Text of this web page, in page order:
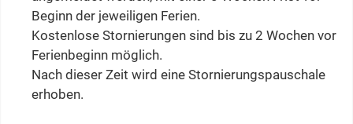
Beginn der jeweiligen Ferien.
Kostenlose Stornierungen sind bis zu 2 Wochen vor
Ferienbeginn möglich.
Nach dieser Zeit wird eine Stornierungspauschale
erhoben.